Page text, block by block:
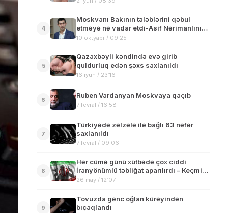
4
Moskvanı Bakının tələblərini qəbul
etməyə nə vadar etdi-Asif Nərimanlının
yazısı
10 oktyabr / 09:25
5
Qazaxbəyli kəndində evə girib
quldurluq edən şəxs saxlanıldı
16 iyun / 23:16
6
Ruben Vardanyan Moskvaya qaçıb
7 fevral / 16:58
7
Türkiyədə zəlzələ ilə bağlı 63 nəfər
saxlanıldı
7 fevral / 09:06
8
Hər cümə günü xütbədə çox ciddi
İranyönümlü təbliğat aparılırdı – Keçmiş
başçı
26 may / 12:07
9
Tovuzda gənc oğlan kürəyindən
bıçaqlandı